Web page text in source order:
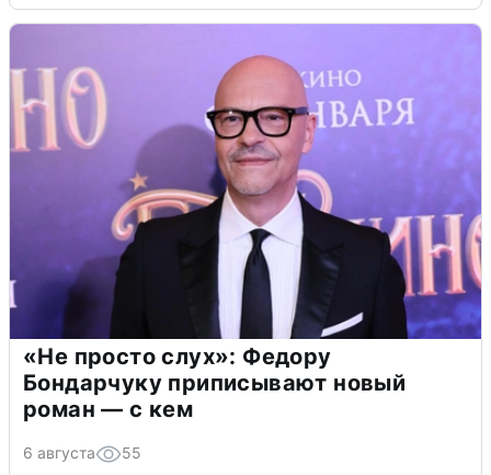
«Не просто слух»: Федору
Бондарчуку приписывают новый
роман — с кем
6 августа 55